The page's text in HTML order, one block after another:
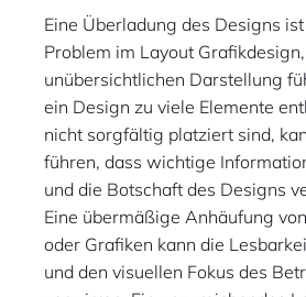
Eine Überladung des Designs
Problem im Layout
unübersichtlichen Darstellung
ein Design zu viele Elemente
nicht sorgfältig platziert sind,
führen, dass wichtige
und die Botschaft des Designs
Eine übermäßige Anhäufung
oder Grafiken kann die
und den visuellen Fokus des